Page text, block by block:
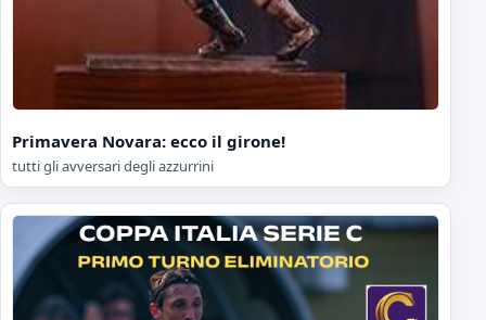
Primavera Novara: ecco il girone!
tutti gli avversari degli azzurrini